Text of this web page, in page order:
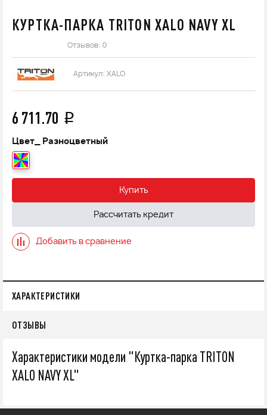
КУРТКА-ПАРКА TRITON XALO NAVY XL
Отзывов: 0
Артикул: XALO
6 711.70 q
Цвет_ Разноцветный
Купить
Рассчитать кредит
Добавить в сравнение
ХАРАКТЕРИСТИКИ
ОТЗЫВЫ
Характеристики модели "Куртка-парка TRITON
XALO NAVY XL"